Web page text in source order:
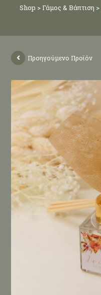
Shop >Γάμος & Βάπτιση >
Προηγούμενο Προϊόν